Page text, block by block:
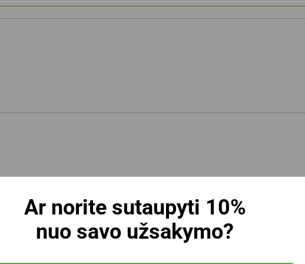
Ar norite sutaupyti 10%
nuo savo užsakymo?